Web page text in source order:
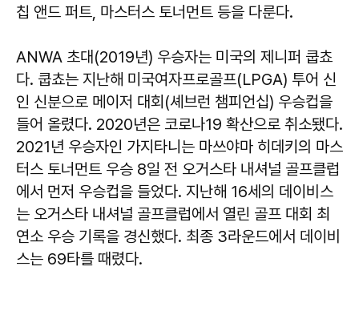
칩 앤드 퍼트, 마스터스 토너먼트 등을 다룬다.
ANWA 초대(2019년) 우승자는 미국의 제니퍼 쿱쵸
다. 쿱쵸는 지난해 미국여자프로골프(LPGA) 투어 신
인 신분으로 메이저 대회(셰브런 챔피언십) 우승컵을
들어 올렸다. 2020년은 코로나19 확산으로 취소됐다.
2021년 우승자인 가지타니는 마쓰야마 히데키의 마스
터스 토너먼트 우승 8일 전 오거스타 내셔널 골프클럽
에서 먼저 우승컵을 들었다. 지난해 16세의 데이비스
는 오거스타 내셔널 골프클럽에서 열린 골프 대회 최
연소 우승 기록을 경신했다. 최종 3라운드에서 데이비
스는 69타를 때렸다.